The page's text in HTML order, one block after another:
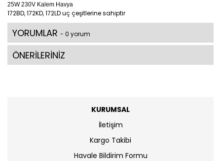
25W 230V Kalem Havya
172BD, 172KD, 172LD uç çeşitlerine sahiptir
YORUMLAR - 0 yorum
ÖNERİLERİNİZ
KURUMSAL
İletişim
Kargo Takibi
Havale Bildirim Formu